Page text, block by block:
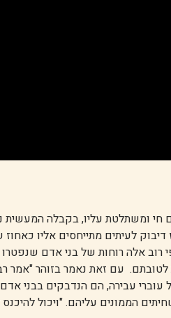
חי ומשתלטת עליו, בקבלה המעשית
לעיתים מתייחסים אליו כאחוז
רוב אלה רוחות של בני אדם
עם זאת נאמר בזוהר "אמר רבי
עוברי עבירה, הם הנדבקים בבני
הממונים עליהם. "ויכול